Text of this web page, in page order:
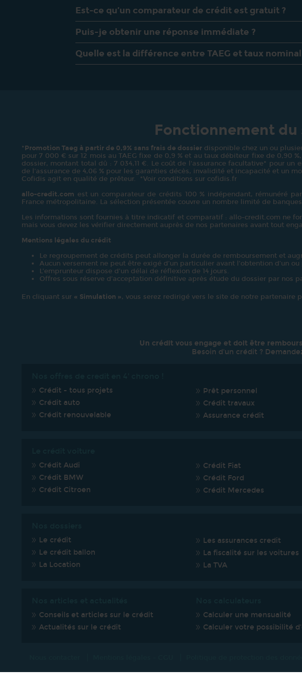
Est-ce qu’un comparateur de crédit est gratuit ?
Puis-je obtenir une réponse immédiate ?
Quelle est la différence entre TAEG et taux nominal
Fonctionnement
* Promotion Taeg à partir de 0,9% sans frais de dossier disponible chez un ou
pour 7 000 € sur 12 mois au TAEG fixe de 0,9 % et au taux débiteur fixe de 0,90
dossier, montant total dû : 7 034,11 €. Le coût de l'assurance facultative* pour
de l'assurance de 4,06 % pour les garanties décès, invalidité et incapacité et un
Cofidis agit en qualité de prêteur. *Voir conditions sur cofidis.fr
allo-credit.com est un comparateur de crédits 100 % indépendant, rémunéré
France métropolitaine. La sélection présentée couvre un nombre limité de
Les informations sont fournies à titre indicatif et comparatif : allo-credit.com ne
mais vous devez les vérifier directement auprès de nos partenaires avant tout
Mentions légales du crédit
Le regroupement de crédits peut allonger la durée de remboursement et
Aucun versement ne peut être exigé d’un particulier avant l’obtention d’un
L’emprunteur dispose d’un délai de réflexion de 14 jours.
Offres sous réserve d’acceptation définitive après étude du dossier par nos
En cliquant sur « Simulation », vous serez redirigé vers le site de notre partenaire
Un crédit vous engage et doit être
Besoin d'un crédit ?
Crédit - tous projets
Crédit auto
Crédit renouvelable
Prêt personnel
Crédit travaux
Assurance crédit
Crédit Audi
Crédit BMW
Crédit Citroen
Crédit Fiat
Crédit Ford
Crédit Mercedes
Le crédit
Le crédit ballon
La Location
Les assurances credit
La fiscalité sur les voitures
La TVA
Conseils et articles sur le crédit
Actualités sur le crédit
Calculer une mensualité
Calculer votre possibilité